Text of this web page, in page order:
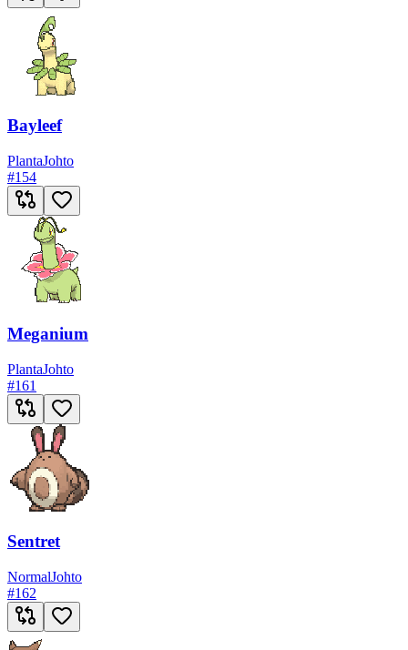
Bayleef
PlantaJohto
#154
Meganium
PlantaJohto
#161
Sentret
NormalJohto
#162